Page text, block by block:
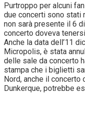
Purtroppo per alcuni
due concerti sono stati
non sarà presente il 6
concerto doveva
Anche la data dell’11
Micropolis, è stata
delle sale da concerto
stampa che i biglietti
Nord, anche il
Dunkerque, potrebbe